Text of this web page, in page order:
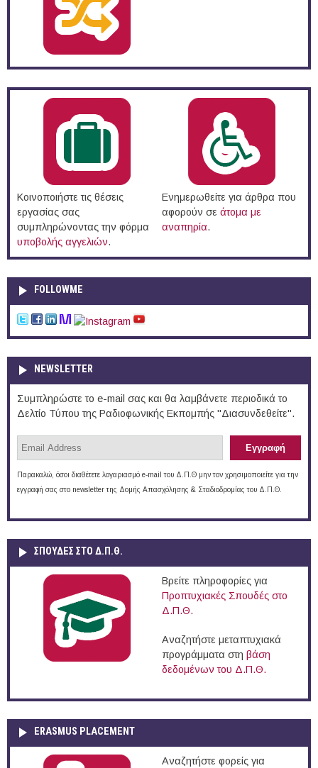
Κοινοποιήστε τις θέσεις
εργασίας σας
συμπληρώνοντας την φόρμα
υποβολής αγγελιών.
Ενημερωθείτε για άρθρα που
αφορούν σε άτομα με
αναπηρία.
FOLLOWME
NEWSLETTER
Συμπληρώστε το e-mail σας και θα λαμβάνετε περιοδικά το
Δελτίο Τύπου της Ραδιοφωνικής Εκπομπής "Διασυνδεθείτε".
Παρακαλώ, όσοι διαθέτετε λογαριασμό e-mail του Δ.Π.Θ μην τον χρησιμοποιείτε για την
εγγραφή σας στο newsletter της Δομής Απασχόλησης & Σταδιοδρομίας του Δ.Π.Θ.
ΣΠΟΥΔΈΣ ΣΤΟ Δ.Π.Θ.
Βρείτε πληροφορίες για
Προπτυχιακές Σπουδές στο
Δ.Π.Θ.
Αναζητήστε μεταπτυχιακά
προγράμματα στη βάση
δεδομένων του Δ.Π.Θ.
ERASMUS PLACEMENT
Αναζητήστε φορείς για